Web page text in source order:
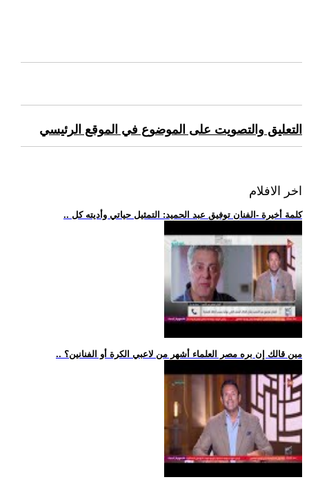
التعليق والتصويت على الموضوع في الموقع الرئيسي
اخر الافلام
.. كلمة أخيرة -الفنان توفيق عبد الحميد: التمثيل حياتي وأديته كل
.. مين قالك إن بره مصر العلماء أشهر من لاعبي الكرة أو الفنانين؟